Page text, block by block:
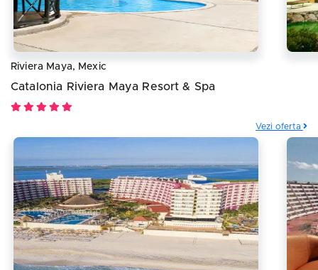
Riviera Maya, Mexic
Catalonia Riviera Maya Resort & Spa
Vezi oferta